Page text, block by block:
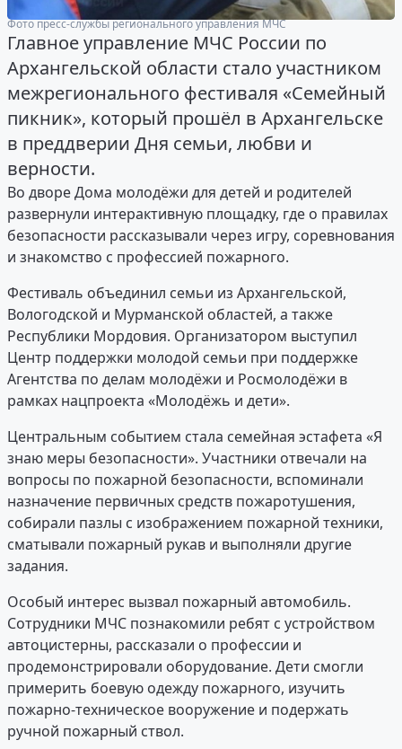
Фото пресс-службы регионального управления МЧС
Главное управление МЧС России по
Архангельской области стало участником
межрегионального фестиваля «Семейный
пикник», который прошёл в Архангельске
в преддверии Дня семьи, любви и
верности.
Во дворе Дома молодёжи для детей и родителей
развернули интерактивную площадку, где о правилах
безопасности рассказывали через игру, соревнования
и знакомство с профессией пожарного.
Фестиваль объединил семьи из Архангельской,
Вологодской и Мурманской областей, а также
Республики Мордовия. Организатором выступил
Центр поддержки молодой семьи при поддержке
Агентства по делам молодёжи и Росмолодёжи в
рамках нацпроекта «Молодёжь и дети».
Центральным событием стала семейная эстафета «Я
знаю меры безопасности». Участники отвечали на
вопросы по пожарной безопасности, вспоминали
назначение первичных средств пожаротушения,
собирали пазлы с изображением пожарной техники,
сматывали пожарный рукав и выполняли другие
задания.
Особый интерес вызвал пожарный автомобиль.
Сотрудники МЧС познакомили ребят с устройством
автоцистерны, рассказали о профессии и
продемонстрировали оборудование. Дети смогли
примерить боевую одежду пожарного, изучить
пожарно-техническое вооружение и подержать
ручной пожарный ствол.